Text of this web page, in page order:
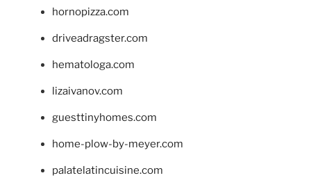
hornopizza.com
driveadragster.com
hematologa.com
lizaivanov.com
guesttinyhomes.com
home-plow-by-meyer.com
palatelatincuisine.com